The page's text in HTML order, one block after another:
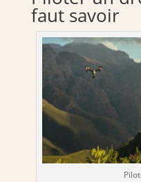
faut savoir